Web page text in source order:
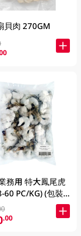
貝肉 270GM
務用 特大鳳尾虎
60 PC/KG) (包裝及
發放)
.00